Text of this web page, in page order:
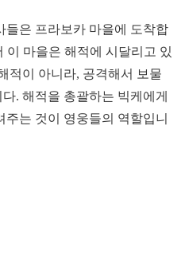
들은 프라보카 마을에 도착합
이 마을은 해적에 시달리고 있
적이 아니라, 공격해서 보물
. 해적을 총괄하는 빅케에게
는 것이 영웅들의 역할입니